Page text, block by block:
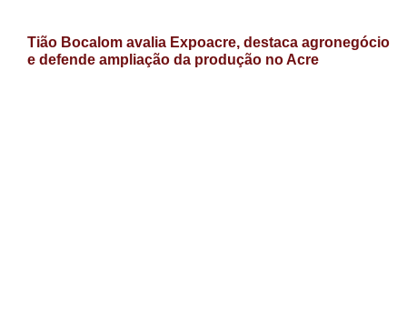
Tião Bocalom avalia Expoacre, destaca agronegócio
e defende ampliação da produção no Acre